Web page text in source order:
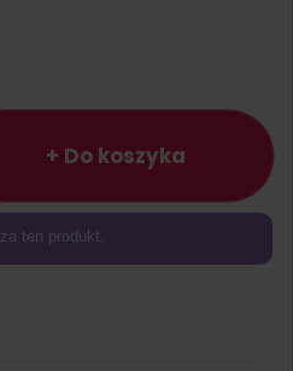
+ Do koszyka
za ten produkt.